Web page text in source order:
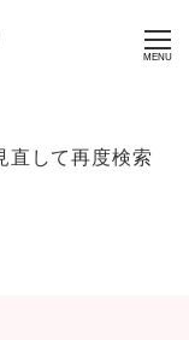
MENU
直して再度検索